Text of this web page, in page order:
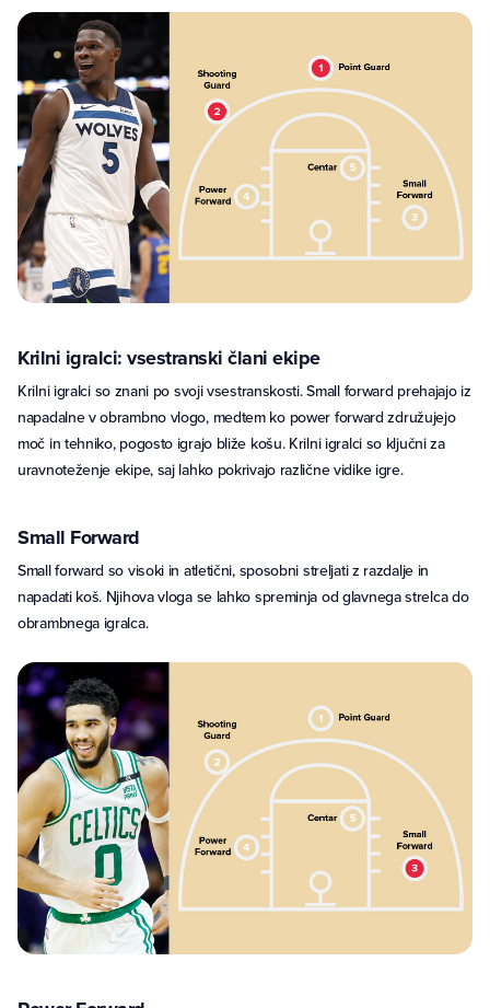
Krilni igralci: vsestranski člani ekipe
Krilni igralci so znani po svoji vsestranskosti. Small forward prehajajo iz
napadalne v obrambno vlogo, medtem ko power forward združujejo
moč in tehniko, pogosto igrajo bliže košu. Krilni igralci so ključni za
uravnoteženje ekipe, saj lahko pokrivajo različne vidike igre.
Small Forward
Small forward so visoki in atletični, sposobni streljati z razdalje in
napadati koš. Njihova vloga se lahko spreminja od glavnega strelca do
obrambnega igralca.